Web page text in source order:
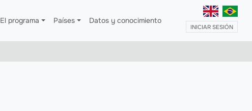
El programa Países Datos y conocimiento MENÚ
INICIAR SESIÓN